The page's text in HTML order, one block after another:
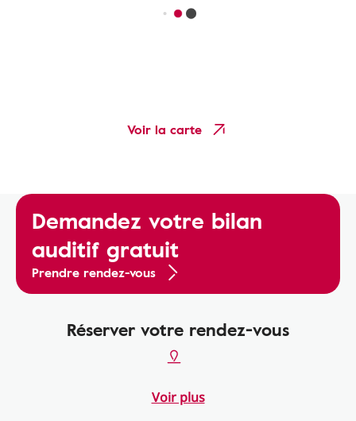
Voir la carte
Demandez votre bilan
auditif gratuit
Prendre rendez-vous
Réserver votre rendez-vous
Voir plus